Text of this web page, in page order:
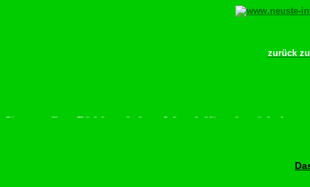
zurück
scrollen–Rädchen drehen–Wurschdfingr bewächn!